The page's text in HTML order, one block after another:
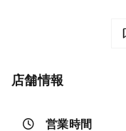
店舗情報
営業時間